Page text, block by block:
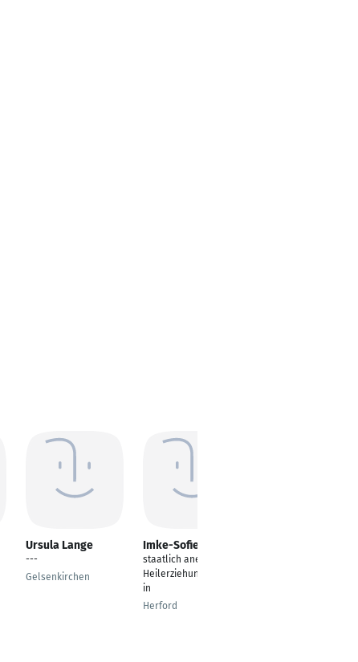
Ursula Lange
---
Gelsenkirchen
Imke-Sofie Müller
staatlich anerkannte
Heilerziehungspfleger
in
Herford